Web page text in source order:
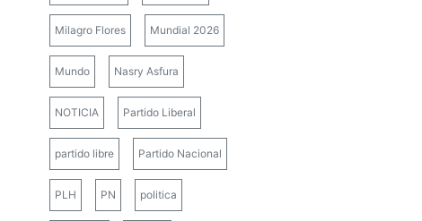
Milagro Flores Mundial 2026
Mundo Nasry Asfura
NOTICIA Partido Liberal
partido libre Partido Nacional
PLH PN politica